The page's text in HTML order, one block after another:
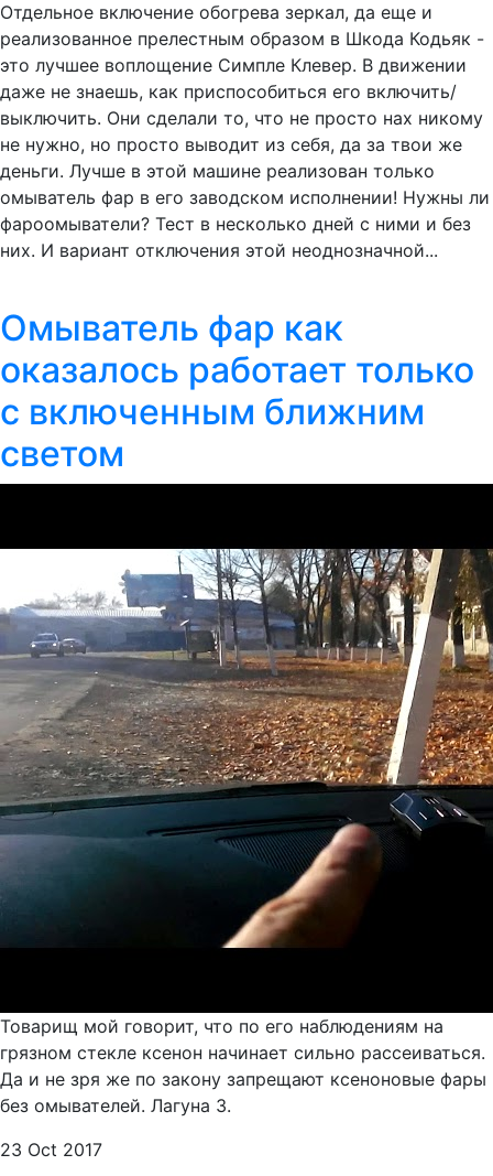
Отдельное включение обогрева зеркал, да еще и
реализованное прелестным образом в Шкода Кодьяк -
это лучшее воплощение Симпле Клевер. В движении
даже не знаешь, как приспособиться его включить/
выключить. Они сделали то, что не просто нах никому
не нужно, но просто выводит из себя, да за твои же
деньги. Лучше в этой машине реализован только
омыватель фар в его заводском исполнении! Нужны ли
фароомыватели? Тест в несколько дней с ними и без
них. И вариант отключения этой неоднозначной...
Омыватель фар как
оказалось работает только
с включенным ближним
светом
Товарищ мой говорит, что по его наблюдениям на
грязном стекле ксенон начинает сильно рассеиваться.
Да и не зря же по закону запрещают ксеноновые фары
без омывателей. Лагуна 3.
23 Oct 2017